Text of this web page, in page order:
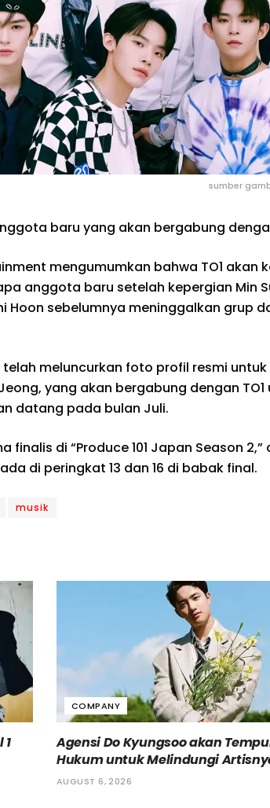
sumber
baru yang akan bergabung
mengumumkan bahwa TO1 akan
anggota baru setelah kepergian Min
Hoon sebelumnya meninggalkan grup
telah meluncurkan foto profil resmi
yang akan bergabung dengan TO1
datang pada bulan Juli.
di “Produce 101 Japan Season 2,”
di peringkat 13 dan 16 di babak final.
musik
1
COMPANY
Agensi Do Kyungsoo akan
Hukum untuk Melindungi
AUGUST 6, 2026